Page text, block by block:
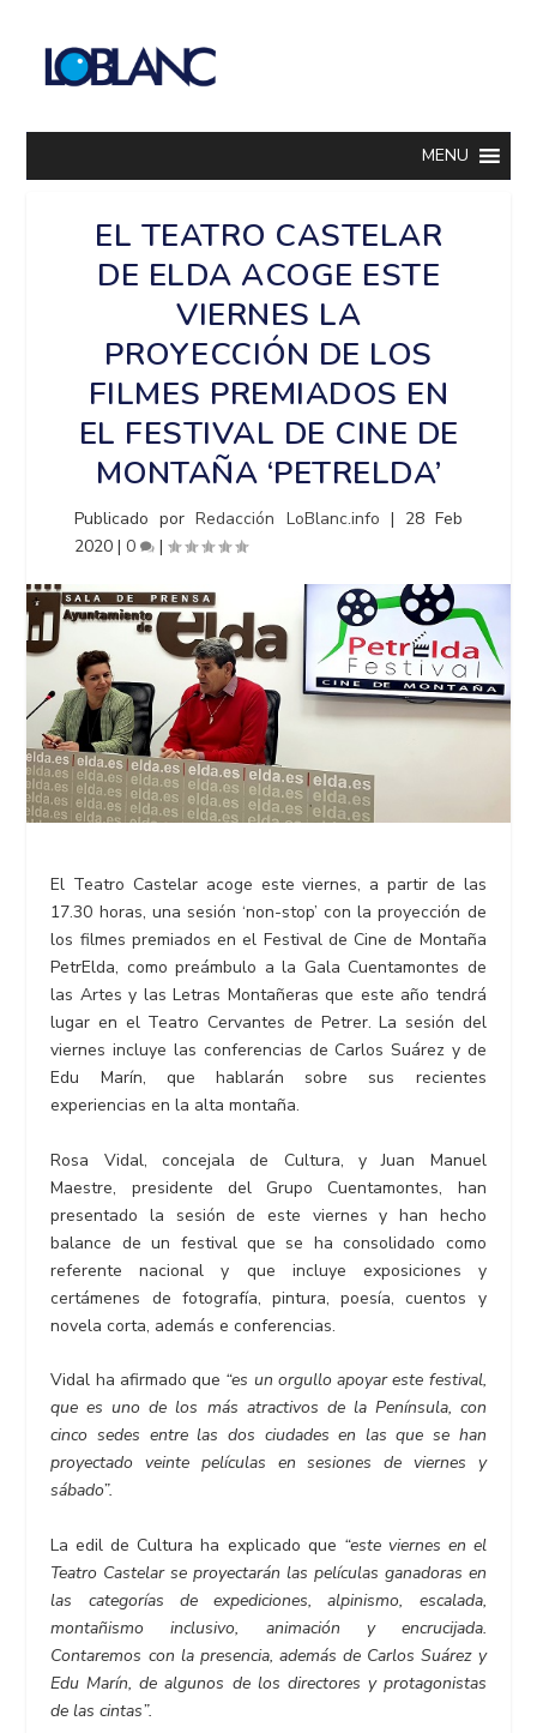
MENU
EL TEATRO CASTELAR
DE ELDA ACOGE ESTE
VIERNES LA
PROYECCIÓN DE LOS
FILMES PREMIADOS EN
EL FESTIVAL DE CINE DE
MONTAÑA ‘PETRELDA’
Publicado porRedacción LoBlanc.info | 28 Feb
2020 |0 |
El Teatro Castelar acoge este viernes, a partir de las
17.30 horas, una sesión ‘non-stop’ con la proyección de
los filmes premiados en el Festival de Cine de Montaña
PetrElda, como preámbulo a la Gala Cuentamontes de
las Artes y las Letras Montañeras que este año tendrá
lugar en el Teatro Cervantes de Petrer. La sesión del
viernes incluye las conferencias de Carlos Suárez y de
Edu Marín, que hablarán sobre sus recientes
experiencias en la alta montaña.
Rosa Vidal, concejala de Cultura, y Juan Manuel
Maestre, presidente del Grupo Cuentamontes, han
presentado la sesión de este viernes y han hecho
balance de un festival que se ha consolidado como
referente nacional y que incluye exposiciones y
certámenes de fotografía, pintura, poesía, cuentos y
novela corta, además e conferencias.
Vidal ha afirmado que “es un orgullo apoyar este festival,
que es uno de los más atractivos de la Península, con
cinco sedes entre las dos ciudades en las que se han
proyectado veinte películas en sesiones de viernes y
sábado”.
La edil de Cultura ha explicado que “este viernes en el
Teatro Castelar se proyectarán las películas ganadoras en
las categorías de expediciones, alpinismo, escalada,
montañismo inclusivo, animación y encrucijada.
Contaremos con la presencia, además de Carlos Suárez y
Edu Marín, de algunos de los directores y protagonistas
de las cintas”.